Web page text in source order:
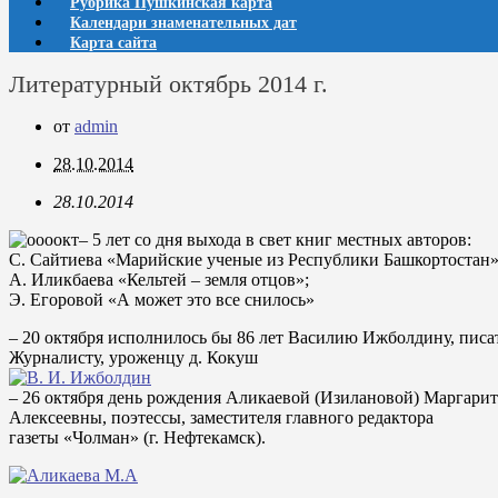
Календари знаменательных дат
Карта сайта
Литературный октябрь 2014 г.
от admin
28.10.2014
28.10.2014
– 5 лет со дня выхода в свет книг местных авторов:
С. Сайтиева «Марийские ученые из Республики
А. Иликбаева «Кельтей – земля отцов»;
Э. Егоровой «А может это все снилось»
– 20 октября исполнилось бы 86 лет Василию Ижболдину,
Журналисту, уроженцу д. Кокуш
– 26 октября день рождения Аликаевой (Изилановой)
Алексеевны, поэтессы, заместителя главного редактора
газеты «Чолман» (г. Нефтекамск).